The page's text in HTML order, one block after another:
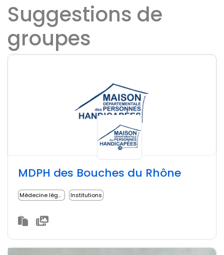
Suggestions de
groupes
MDPH des Bouches du Rhône
Médecine légale Institutions